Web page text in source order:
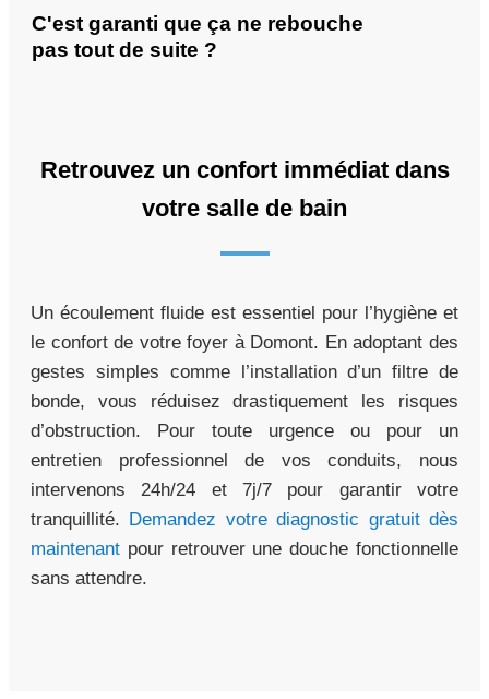
C'est garanti que ça ne rebouche
pas tout de suite ?
Retrouvez un confort immédiat dans
votre salle de bain
Un écoulement fluide est essentiel pour l’hygiène et
le confort de votre foyer à Domont. En adoptant des
gestes simples comme l’installation d’un filtre de
bonde, vous réduisez drastiquement les risques
d’obstruction. Pour toute urgence ou pour un
entretien professionnel de vos conduits, nous
intervenons 24h/24 et 7j/7 pour garantir votre
tranquillité. Demandez votre diagnostic gratuit dès
maintenant pour retrouver une douche fonctionnelle
sans attendre.